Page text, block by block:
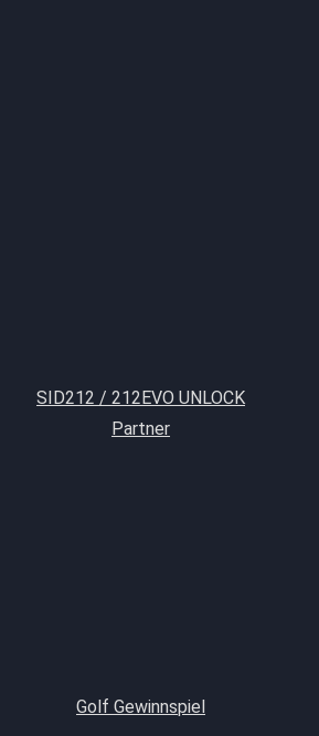
SID212 / 212EVO UNLOCK
Partner
Golf Gewinnspiel